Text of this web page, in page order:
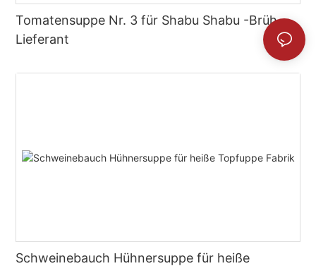
Tomatensuppe Nr. 3 für Shabu Shabu -Brüh -
Lieferant
Schweinebauch Hühnersuppe für heiße